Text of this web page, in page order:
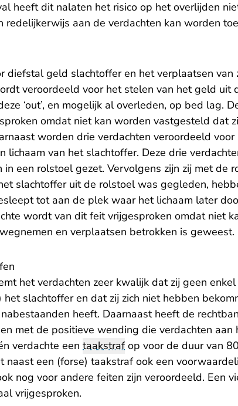
heeft dit nalaten het risico op het overlijden
redelijkerwijs aan de verdachten kan worden
diefstal geld slachtoffer en het verplaatsen van
veroordeeld voor het stelen van het geld uit
‘out’, en mogelijk al overleden, op bed lag.
omdat niet kan worden vastgesteld dat
worden drie verdachten veroordeeld
lichaam van het slachtoffer. Deze drie
een rolstoel gezet. Vervolgens zijn zij met de
slachtoffer uit de rolstoel was gegleden,
tot aan de plek waar het lichaam later
wordt van dit feit vrijgesproken omdat niet
en verplaatsen betrokken is geweest.
het verdachten zeer kwalijk dat zij geen
het slachtoffer en dat zij zich niet hebben
heeft. Daarnaast heeft de
met de positieve wending die verdachten aan
verdachte een taakstrafop voor de duur van
naast een (forse) taakstraf ook een
nog voor andere feiten zijn veroordeeld. Een
vrijgesproken.